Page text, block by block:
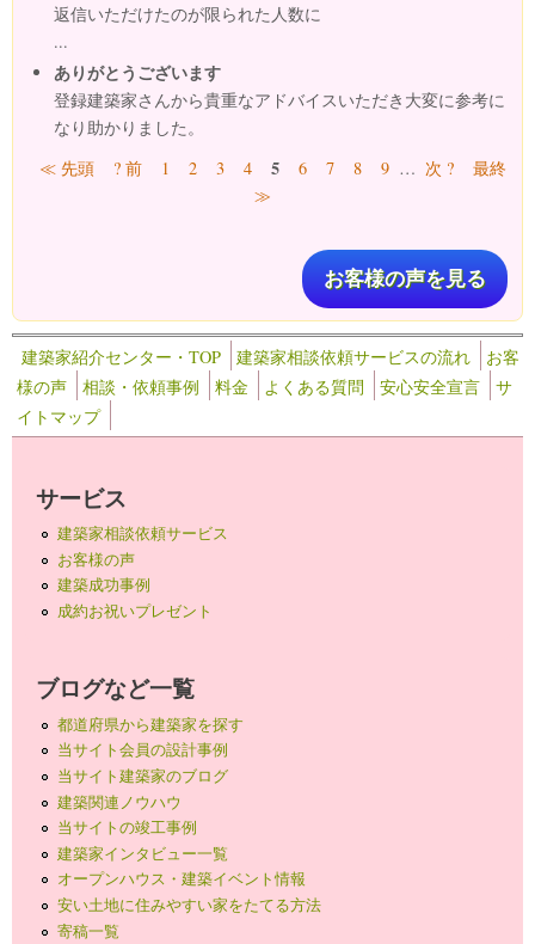
返信いただけたのが限られた人数に
...
ありがとうございます
登録建築家さんから貴重なアドバイスいただき大変に参考に
なり助かりました。
ページ
≪ 先頭 ? 前 1 2 3 4 5 6 7 8 9 … 次 ?
最終
≫
お客様の声を見る
建築家紹介センター・TOP 建築家相談依頼サービスの流れ
お客
様の声
相談・依頼事例 料金 よくある質問 安心安全宣言
サ
イトマップ
サービス
建築家相談依頼サービス
お客様の声
建築成功事例
成約お祝いプレゼント
ブログなど一覧
都道府県から建築家を探す
当サイト会員の設計事例
当サイト建築家のブログ
建築関連ノウハウ
当サイトの竣工事例
建築家インタビュー一覧
オープンハウス・建築イベント情報
安い土地に住みやすい家をたてる方法
寄稿一覧